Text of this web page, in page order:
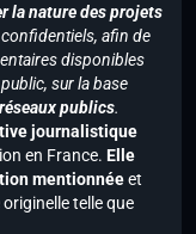
la nature des projets
afin de
disponibles
sur la base
publics.
journalistique
en France. Elle
mentionnéeet
telle que